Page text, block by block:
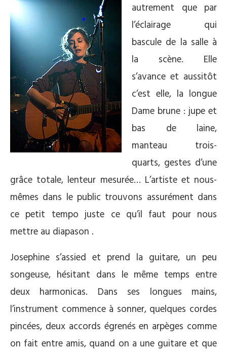
autrement que par
l’éclairage qui
bascule de la salle à
la scène. Elle
s’avance et aussitôt
c’est elle, la longue
Dame brune : jupe et
bas de laine,
manteau trois-
quarts, gestes d’une
grâce totale, lenteur mesurée… L’artiste et nous-
mêmes dans le public trouvons assurément dans
ce petit tempo juste ce qu’il faut pour nous
mettre au diapason .
Josephine s’assied et prend la guitare, un peu
songeuse, hésitant dans le même temps entre
deux harmonicas. Dans ses longues mains,
l’instrument commence à sonner, quelques cordes
pincées, deux accords égrenés en arpèges comme
on fait entre amis, quand on a une guitare et que